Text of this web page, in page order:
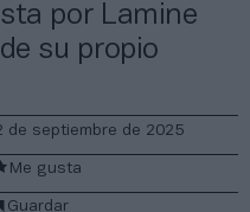
por Lamine
su propio
de septiembre de 2025
Guardar
Me gusta